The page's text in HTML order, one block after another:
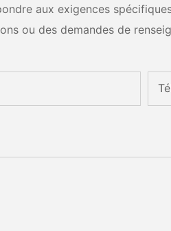
aux exigences
ou des demandes de